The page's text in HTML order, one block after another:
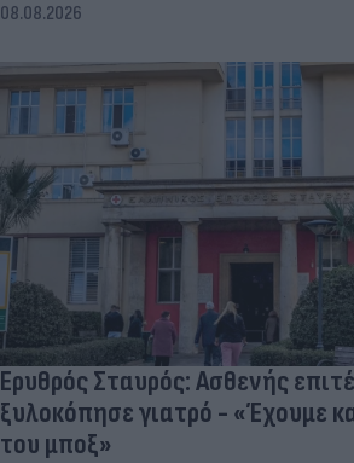
08.08.2026
Ερυθρός Σταυρός: Ασθενής
ξυλοκόπησε γιατρό - «Έχουμε
του μποξ»